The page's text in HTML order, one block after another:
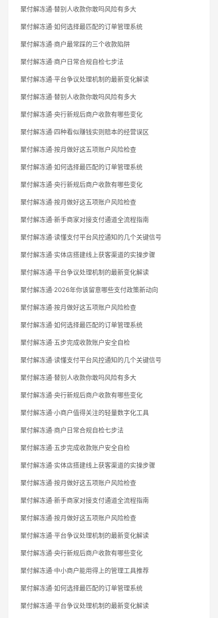
聚付解冻通·替别人收款你敢吗风险有多大
聚付解冻通·如何选择最匹配的订单管理系统
聚付解冻通·商户最常踩的三个收款陷阱
聚付解冻通·商户日常合规自检七步法
聚付解冻通·平台争议处理机制的最新变化解读
聚付解冻通·替别人收款你敢吗风险有多大
聚付解冻通·央行新规后商户收款有哪些变化
聚付解冻通·四种看似赚钱实则赔本的经营误区
聚付解冻通·按月做好这五项账户风险检查
聚付解冻通·如何选择最匹配的订单管理系统
聚付解冻通·央行新规后商户收款有哪些变化
聚付解冻通·按月做好这五项账户风险检查
聚付解冻通·新手商家对接支付通道全流程指南
聚付解冻通·读懂支付平台风控通知的几个关键信号
聚付解冻通·实体店搭建线上获客渠道的实操步骤
聚付解冻通·平台争议处理机制的最新变化解读
聚付解冻通·2026年你该留意哪些支付政策新动向
聚付解冻通·按月做好这五项账户风险检查
聚付解冻通·如何选择最匹配的订单管理系统
聚付解冻通·五步完成收款账户安全自检
聚付解冻通·读懂支付平台风控通知的几个关键信号
聚付解冻通·替别人收款你敢吗风险有多大
聚付解冻通·央行新规后商户收款有哪些变化
聚付解冻通·小商户值得关注的轻量数字化工具
聚付解冻通·商户日常合规自检七步法
聚付解冻通·五步完成收款账户安全自检
聚付解冻通·实体店搭建线上获客渠道的实操步骤
聚付解冻通·按月做好这五项账户风险检查
聚付解冻通·新手商家对接支付通道全流程指南
聚付解冻通·按月做好这五项账户风险检查
聚付解冻通·平台争议处理机制的最新变化解读
聚付解冻通·央行新规后商户收款有哪些变化
聚付解冻通·中小商户能用得上的管理工具推荐
聚付解冻通·如何选择最匹配的订单管理系统
聚付解冻通·平台争议处理机制的最新变化解读